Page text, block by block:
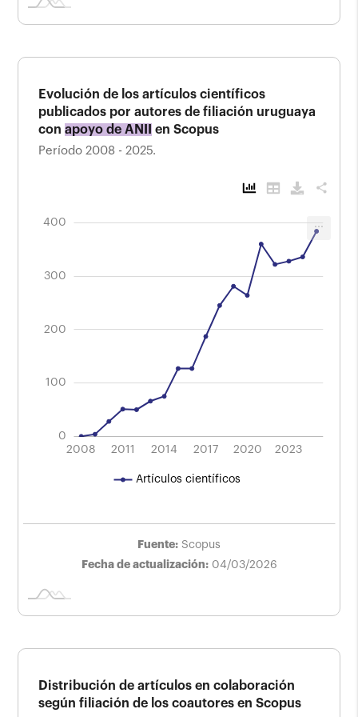
Evolución de los artículos científicos
publicados por autores de filiación uruguaya
conapoyo de ANII en Scopus
Período 2008 - 2025.
share
Evolución de los artículos científicos
publicados por autores de filiación
uruguaya con apoyo de ANII de autores en
Scopus
400
0
100
200
300
400
L
2008 2011 2014 2017 2020 2023
2012
2016
2024
Artículos científicos
Fuente: Scopus
Fecha de actualización: 04/03/2026
...
Distribución de artículos en colaboración
según filiación de los coautores en Scopus